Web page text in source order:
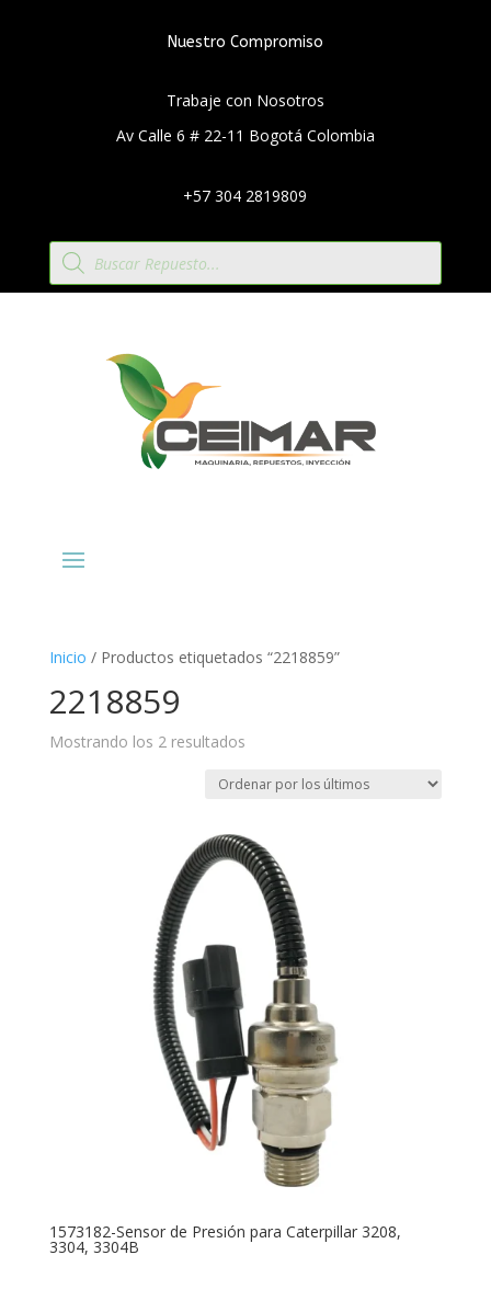
Nuestro Compromiso
Trabaje con Nosotros
Av Calle 6 # 22-11 Bogotá Colombia
+57 304 2819809
Búsqueda
de
productos
Inicio / Productos etiquetados “2218859”
2218859
Mostrando los 2 resultadosOrdenado
los
1573182-Sensor de Presión para Caterpillar 3208,
3304, 3304B